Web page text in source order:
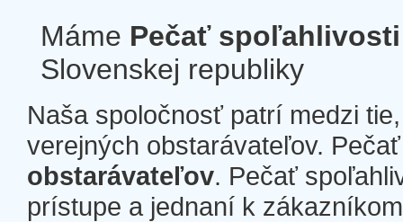
Máme Pečať spoľahlivosti
Slovenskej republiky
Naša spoločnosť patrí medzi
verejných obstarávateľov.
obstarávateľov. Pečať
prístupe a jednaní k